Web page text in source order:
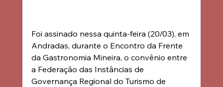
Foi assinado nessa quinta-feira (20/03), em
Andradas, durante o Encontro da Frente
da Gastronomia Mineira, o convênio entre
a Federação das Instâncias de
Governança Regional do Turismo de